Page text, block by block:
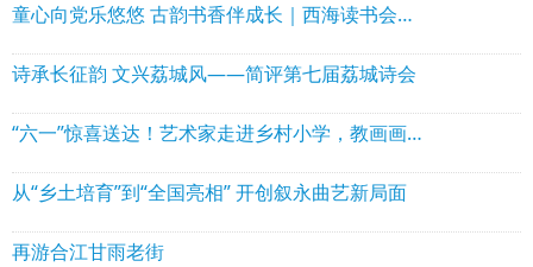
童心向党乐悠悠 古韵书香伴成长｜西海读书会走进将军湖村开展关爱留守儿童、欢度六一活动
诗承长征韵 文兴荔城风——简评第七届荔城诗会
“六一”惊喜送达！艺术家走进乡村小学，教画画还送大礼包
从“乡土培育”到“全国亮相” 开创叙永曲艺新局面
再游合江甘雨老街